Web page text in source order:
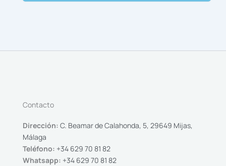
Contacto
Dirección: C. Beamar de Calahonda, 5, 29649 Mijas,
Málaga
Teléfono: +34 629 70 81 82
Whatsapp: +34 629 70 81 82